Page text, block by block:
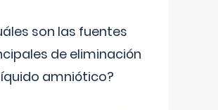
son las fuentes
de eliminación
amniótico?